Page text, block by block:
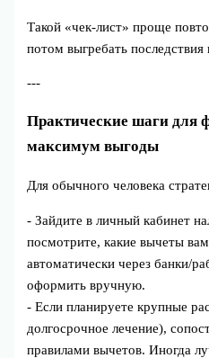
Такой «чек‑лист» проще
потом выгребать
---
Практические шаги для
максимум выгоды
Для обычного человека
- Зайдите в личный кабинет
посмотрите, какие вычеты
автоматически через банки/
оформить вручную.
- Если планируете крупные
долгосрочное лечение),
правилами вычетов. Иногда